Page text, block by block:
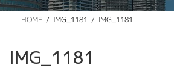
HOME IMG_1181 IMG_1181
IMG_1181